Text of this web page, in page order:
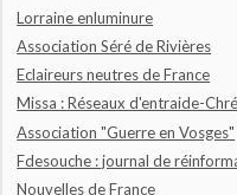
Lorraine enluminure
Association Séré de Rivières
Eclaireurs neutres de France
Missa : Réseaux d'entraide-
Association "Guerre en Vosges"
Fdesouche : journal de
Nouvelles de France